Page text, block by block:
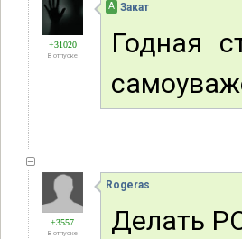
+31020
В отпуске
А Закат
Годная
+3557
В отпуске
Rogeras
Делать